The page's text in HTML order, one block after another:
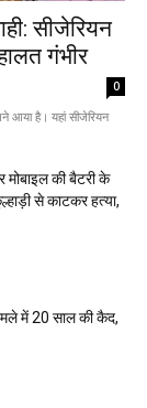
सीजेरियन
गंभीर
0
आया है। यहां सीजेरियन
की बैटरी के
से काटकर हत्या,
में 20 साल की कैद,